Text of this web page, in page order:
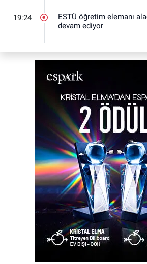
19:24
ESTÜ öğretim elemanı
devam ediyor